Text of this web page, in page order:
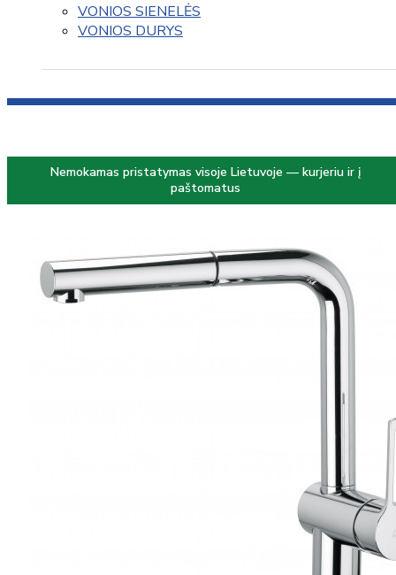
VONIOS SIENELĖS
VONIOS DURYS
Nemokamas pristatymas visoje Lietuvoje — kurjeriu ir į
paštomatus